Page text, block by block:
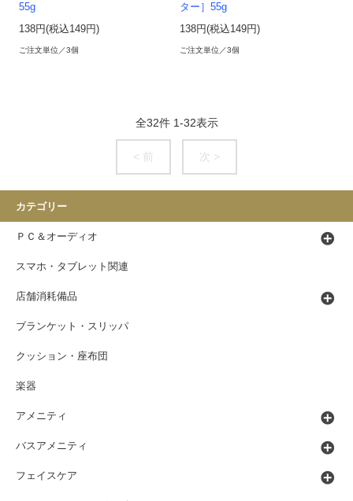
55g
138円(税込149円)
ご注文単位／3個
ター］55g
138円(税込149円)
ご注文単位／3個
全32件 1-32表示
< 前 次 >
カテゴリー
ＰＣ＆オーディオ
スマホ・タブレット関連
店舗消耗備品
ブランケット・スリッパ
クッション・座布団
楽器
アメニティ
バスアメニティ
フェイスケア